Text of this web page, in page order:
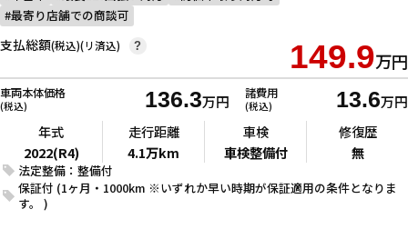
最寄り店舗での商談可
支払総額(税込)(リ済込) 149.9万円
?
車両本体価格
(税込) 136.3万円 諸費用
(税込) 13.6万円
法定整備：整備付
保証付 (1ヶ月・1000km ※いずれか早い時期が保証適用の条件となりま
す。 )
年式
2022(R4)
走行距離
4.1万km
車検
車検整備付
修復歴
無